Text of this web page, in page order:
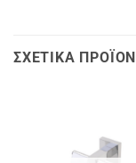
ΣΧΕΤΙΚΆ